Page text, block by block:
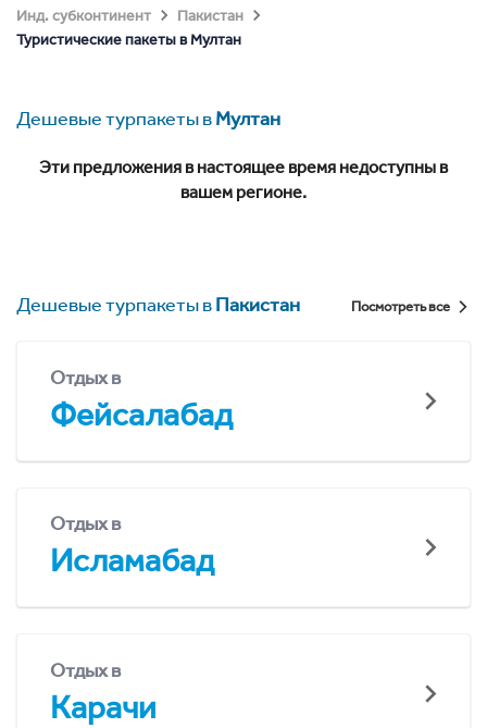
Инд. субконтинент
Пакистан
Туристические пакеты в Мултан
Дешевые турпакеты вМултан
Эти предложения в настоящее время недоступны в
вашем регионе.
Дешевые турпакеты вПакистан Посмотреть все
Отдых в
Фейсалабад
Отдых в
Исламабад
Отдых в
Карачи